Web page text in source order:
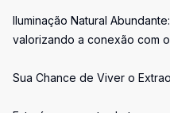
Iluminação Natural
valorizando a conexão com
Sua Chance de Viver o